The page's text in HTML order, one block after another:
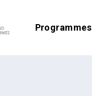
Programmes